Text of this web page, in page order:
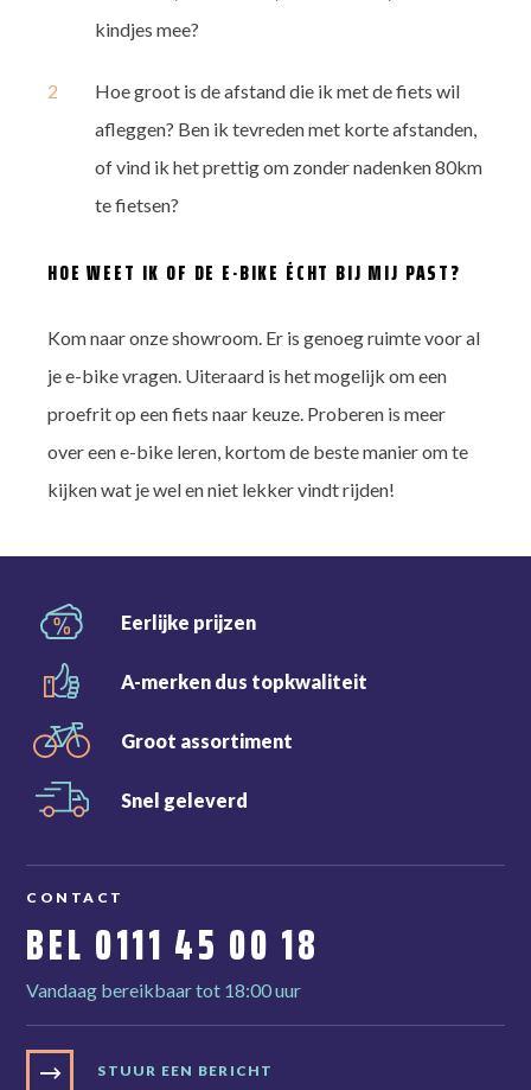
kindjes mee?
Hoe groot is de afstand die ik met de fiets wil
afleggen? Ben ik tevreden met korte afstanden,
of vind ik het prettig om zonder nadenken 80km
te fietsen?
HOE WEET IK OF DE E-BIKE ÉCHT BIJ MIJ PAST?
Kom naar onze showroom. Er is genoeg ruimte voor al
je e-bike vragen. Uiteraard is het mogelijk om een
proefrit op een fiets naar keuze. Proberen is meer
over een e-bike leren, kortom de beste manier om te
kijken wat je wel en niet lekker vindt rijden!
Eerlijke prijzen
A-merken dus topkwaliteit
Groot assortiment
Snel geleverd
CONTACT
BEL 0111 45 00 18
Vandaag bereikbaar tot 18:00 uur
STUUR EEN BERICHT